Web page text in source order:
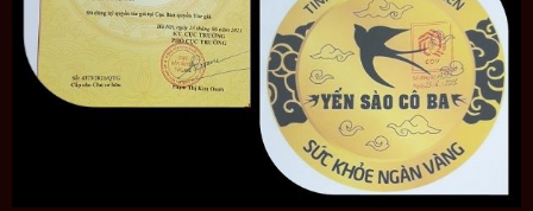
tổ và bù vào phần hao hụt để đúc lại thành chiếc tổ yến,
đây cũng là sản phẩm yến được nhiều người lựa chọn vì
tiện dụng hơn. Tuy nhiên tổ yến tinh chế được xử lý qua
nhiều lần nước và được đúc khuôn tạo dáng tổ nên sợi
yến bị phồng lên và cũng mất phần nào độ tinh nguyên.